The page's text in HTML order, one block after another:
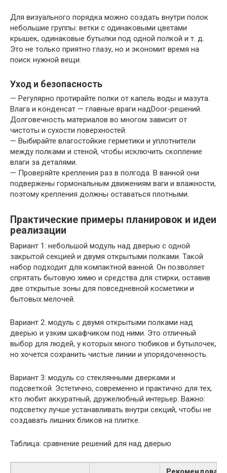
Для визуального порядка можно создать внутри полок
небольшие группы: ветки с одинаковыми цветами
крышек, одинаковые бутылки под одной полкой и т. д.
Это не только приятно глазу, но и экономит время на
поиск нужной вещи.
Уход и безопасность
— Регулярно протирайте полки от капель воды и мазута.
Влага и конденсат — главные враги надDoor-решений.
Долговечность материалов во многом зависит от
чистоты и сухости поверхностей.
— Выбирайте влагостойкие герметики и уплотнители
между полками и стеной, чтобы исключить скопление
влаги за деталями.
— Проверяйте крепления раз в полгода. В ванной они
подвержены гормональным движениям ваги и влажности,
поэтому крепления должны оставаться плотными.
Практические примеры планировок и идеи
реализации
Вариант 1: небольшой модуль над дверью с одной
закрытой секцией и двумя открытыми полками. Такой
набор подходит для компактной ванной. Он позволяет
спрятать бытовую химю и средства для стирки, оставив
две открытые зоны для повседневной косметики и
бытовых мелочей.
Вариант 2: модуль с двумя открытыми полками над
дверью и узким шкафчиком под ними. Это отличный
выбор для людей, у которых много тюбиков и бутылочек,
но хочется сохранить чистые линии и упорядоченность.
Вариант 3: модуль со стеклянными дверками и
подсветкой. Эстетично, современно и практично для тех,
кто любит аккуратный, дружелюбный интерьер. Важно:
подсветку лучше устанавливать внутри секций, чтобы не
создавать лишних бликов на плитке.
Таблица: сравнение решений для над дверью